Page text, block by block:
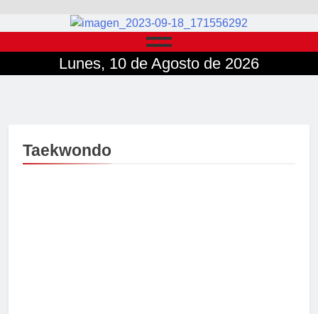
Lunes, 10 de Agosto de 2026
Taekwondo